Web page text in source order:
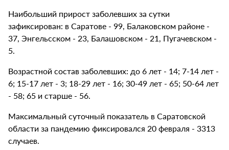
Наибольший прирост заболевших за сутки
зафиксирован: в Саратове - 99, Балаковском районе -
37, Энгельсском - 23, Балашовском - 21, Пугачевском -
5.
Возрастной состав заболевших: до 6 лет - 14; 7-14 лет -
6; 15-17 лет - 3; 18-29 лет - 16; 30-49 лет - 65; 50-64 лет
- 58; 65 и старше - 56.
Максимальный суточный показатель в Саратовской
области за пандемию фиксировался 20 февраля - 3313
случаев.